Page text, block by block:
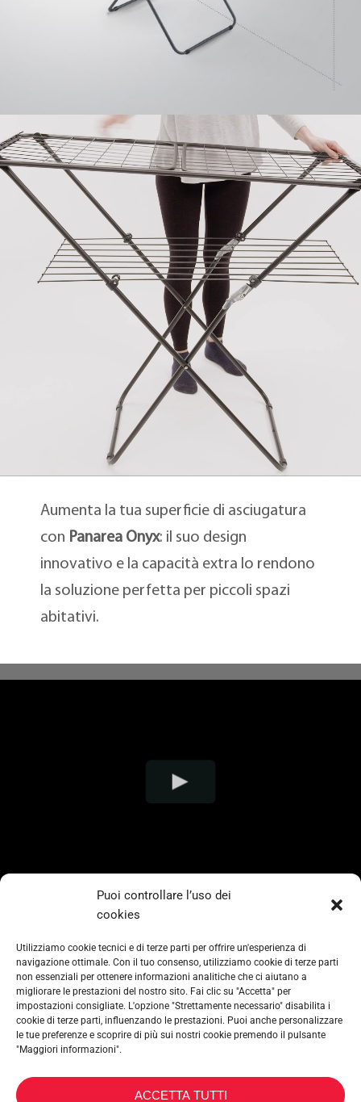
Puoi controllare l’uso dei
cookies
Utilizziamo cookie tecnici e di terze parti per offrire un'esperienza di
navigazione ottimale. Con il tuo consenso, utilizziamo cookie di terze parti
non essenziali per ottenere informazioni analitiche che ci aiutano a
migliorare le prestazioni del nostro sito. Fai clic su "Accetta" per
impostazioni consigliate. L'opzione "Strettamente necessario" disabilita i
cookie di terze parti, influenzando le prestazioni. Puoi anche personalizzare
le tue preferenze e scoprire di più sui nostri cookie premendo il pulsante
"Maggiori informazioni".
ACCETTA TUTTI
Aumenta la tua superficie di asciugatura
con Panarea Onyx: il suo design
innovativo e la capacità extra lo rendono
la soluzione perfetta per piccoli spazi
abitativi.
METALTEX SA © 2023 Powered by Ticyweb